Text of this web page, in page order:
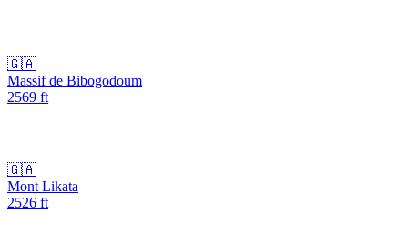
🇬🇦
Massif de Bibogodoum
2569 ft
🇬🇦
Mont Likata
2526 ft